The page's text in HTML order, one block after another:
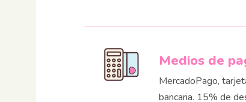
Medios de
MercadoPago,
bancaria. 15% de